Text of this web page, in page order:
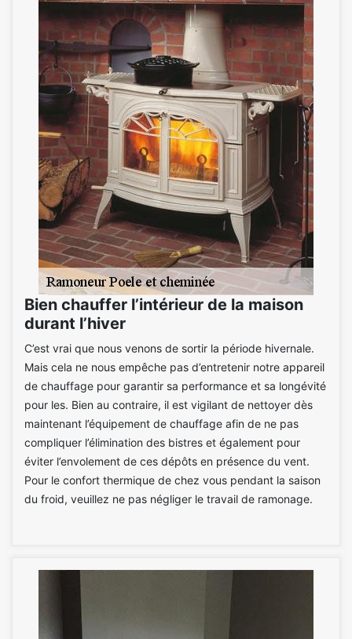
Bien chauffer l’intérieur de la maison
durant l’hiver
C’est vrai que nous venons de sortir la période hivernale.
Mais cela ne nous empêche pas d’entretenir notre appareil
de chauffage pour garantir sa performance et sa longévité
pour les. Bien au contraire, il est vigilant de nettoyer dès
maintenant l’équipement de chauffage afin de ne pas
compliquer l’élimination des bistres et également pour
éviter l’envolement de ces dépôts en présence du vent.
Pour le confort thermique de chez vous pendant la saison
du froid, veuillez ne pas négliger le travail de ramonage.